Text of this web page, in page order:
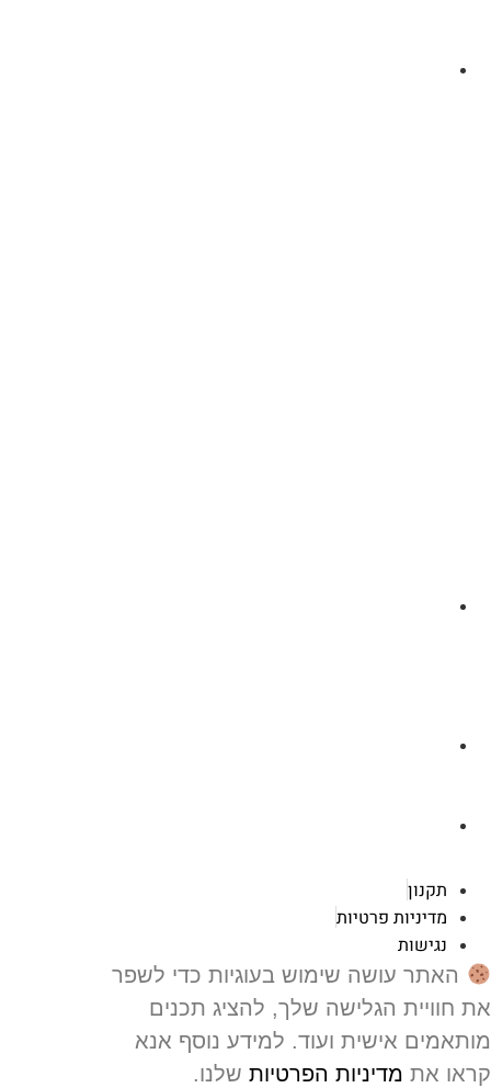
תקנון
מדיניות פרטיות
נגישות
האתר עושה שימוש בעוגיות כדי לשפר
חוויית הגלישה שלך, להציג תכנים
אישית ועוד. למידע נוסף אנא
אתמדיניות הפרטיותשלנו.